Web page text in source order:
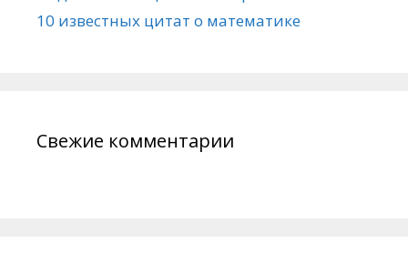
10 известных цитат о математике
Свежие комментарии